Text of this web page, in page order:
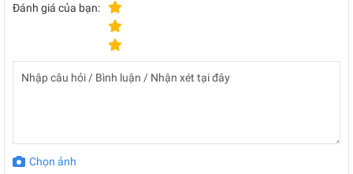
Đánh giá của bạn:
Chọn ảnh